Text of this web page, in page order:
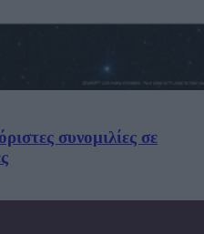
συνομιλίες σε